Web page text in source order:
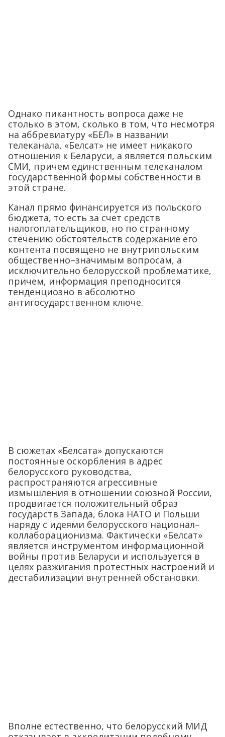
Однако пикантность вопроса даже не
столько в этом, сколько в том, что несмотря
на аббревиатуру «БЕЛ» в названии
телеканала, «Белсат» не имеет никакого
отношения к Беларуси, а является польским
СМИ, причем единственным телеканалом
государственной формы собственности в
этой стране.
Канал прямо финансируется из польского
бюджета, то есть за счет средств
налогоплательщиков, но по странному
стечению обстоятельств содержание его
контента посвящено не внутрипольским
общественно–значимым вопросам, а
исключительно белорусской проблематике,
причем, информация преподносится
тенденциозно в абсолютно
антигосударственном ключе.
В сюжетах «Белсата» допускаются
постоянные оскорбления в адрес
белорусского руководства,
распространяются агрессивные
измышления в отношении союзной России,
продвигается положительный образ
государств Запада, блока НАТО и Польши
наряду с идеями белорусского национал–
коллаборационизма. Фактически «Белсат»
является инструментом информационной
войны против Беларуси и используется в
целях разжигания протестных настроений и
дестабилизации внутренней обстановки.
Вполне естественно, что белорусский МИД